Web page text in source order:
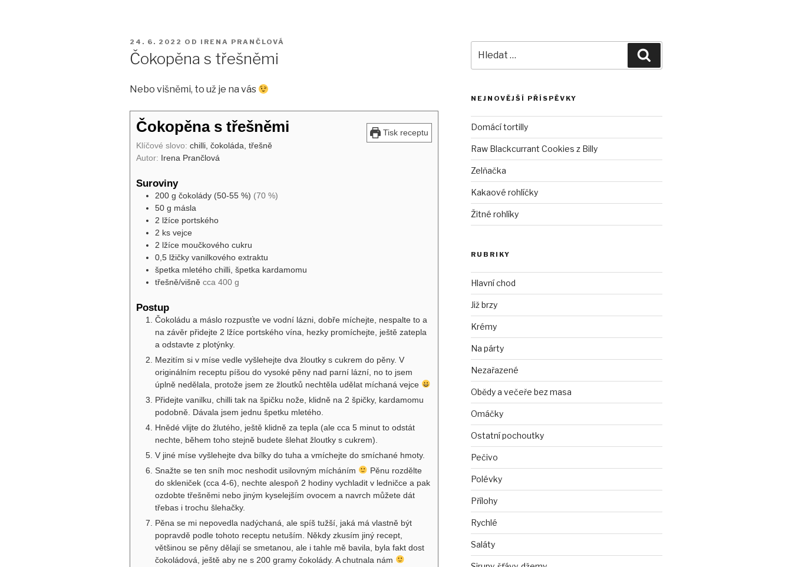
PUBLIKOVÁNO
24. 6. 2022 OD IRENA PRANČLOVÁ
Čokopěna s třešněmi
Nebo višněmi, to už je na vás
Tisk receptu
Čokopěna s třešněmi
Klíčové slovo: chilli, čokoláda, třešně
Autor: Irena Prančlová
Suroviny
200 g čokolády (50-55 %) (70 %)
50 g másla
2 lžíce portského
2 ks vejce
2 lžíce moučkového cukru
0,5 lžičky vanilkového extraktu
špetka mletého chilli, špetka kardamomu
třešně/višně cca 400 g
Postup
Čokoládu a máslo rozpusťte ve vodní lázni, dobře míchejte, nespalte to a
na závěr přidejte 2 lžíce portského vína, hezky promíchejte, ještě zatepla
a odstavte z plotýnky.
Mezitím si v míse vedle vyšlehejte dva žloutky s cukrem do pěny. V
originálním receptu píšou do vysoké pěny nad parní lázní, no to jsem
úplně nedělala, protože jsem ze žloutků nechtěla udělat míchaná vejce
Přidejte vanilku, chilli tak na špičku nože, klidně na 2 špičky, kardamomu
podobně. Dávala jsem jednu špetku mletého.
Hnědé vlijte do žlutého, ještě klidně za tepla (ale cca 5 minut to odstát
nechte, během toho stejně budete šlehat žloutky s cukrem).
V jiné míse vyšlehejte dva bílky do tuha a vmíchejte do smíchané hmoty.
Snažte se ten sníh moc neshodit usilovným mícháním
Pěnu rozdělte
do skleniček (cca 4-6), nechte alespoň 2 hodiny vychladit v ledničce a pak
ozdobte třešněmi nebo jiným kyselejším ovocem a navrch můžete dát
třebas i trochu šlehačky.
Pěna se mi nepovedla nadýchaná, ale spíš tužší, jaká má vlastně být
popravdě podle tohoto receptu netuším. Někdy zkusím jiný recept,
většinou se pěny dělají se smetanou, ale i tahle mě bavila, byla fakt dost
čokoládová, ještě aby ne s 200 gramy čokolády. A chutnala nám
NEJNOVĚJŠÍ PŘÍSPĚVKY
Domácí tortilly
Raw Blackcurrant Cookies z Billy
Zelňačka
Kakaové rohlíčky
Žitné rohlíky
RUBRIKY
Hlavní chod
Již brzy
Krémy
Na párty
Nezařazené
Obědy a večeře bez masa
Omáčky
Ostatní pochoutky
Pečivo
Polévky
Přílohy
Rychlé
Saláty